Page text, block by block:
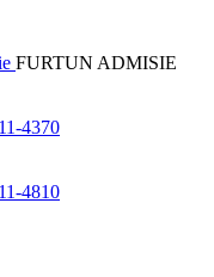
FURTUN ADMISIE
4370
4810